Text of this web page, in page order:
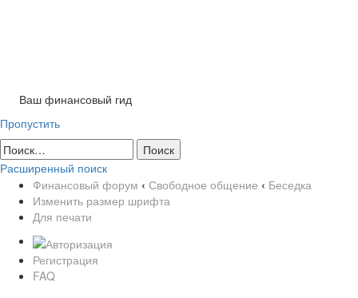
Ваш финансовый гид
Пропустить
Расширенный поиск
Финансовый форум ‹ Свободное общение ‹ Беседка
Изменить размер шрифта
Для печати
Регистрация
FAQ